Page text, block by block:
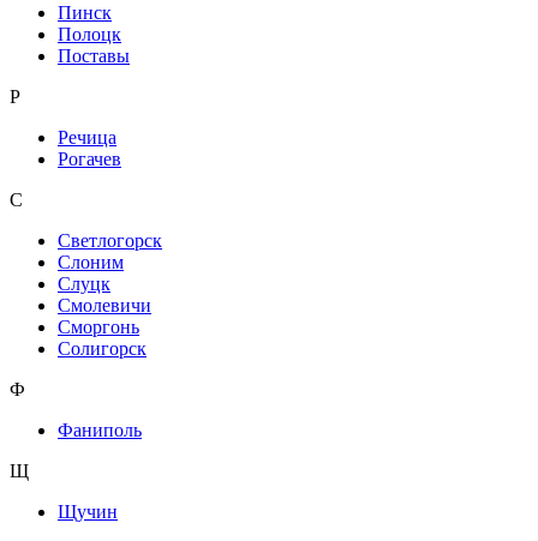
Пинск
Полоцк
Поставы
Р
Речица
Рогачев
С
Светлогорск
Слоним
Слуцк
Смолевичи
Сморгонь
Солигорск
Ф
Фаниполь
Щ
Щучин